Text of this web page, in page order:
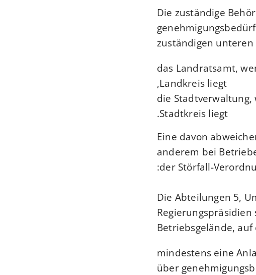
Die zuständige
zuständigen
das Landratsamt,
Landkreis liegt,
die
Stadtkreis liegt.
Eine davon
anderem bei
der Störfall-
Die Abteilungen 5,
Betriebsgelände, auf
mindestens eine
über